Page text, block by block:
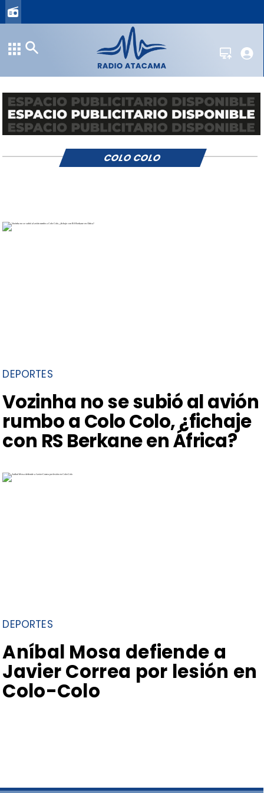
DEPORTES
Vozinha no se subió al avión
rumbo a Colo Colo, ¿fichaje
con RS Berkane en África?
DEPORTES
Aníbal Mosa defiende a
Javier Correa por lesión en
Colo-Colo
COLO COLO